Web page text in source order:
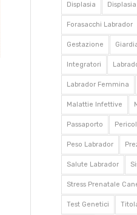
Displasia
Forasacchi Labrador
Gestazione
Integratori
Labrador Femmina
Malattie Infettive
Passaporto
Peso Labrador
Salute Labrador
Stress Prenatale
Test Genetici